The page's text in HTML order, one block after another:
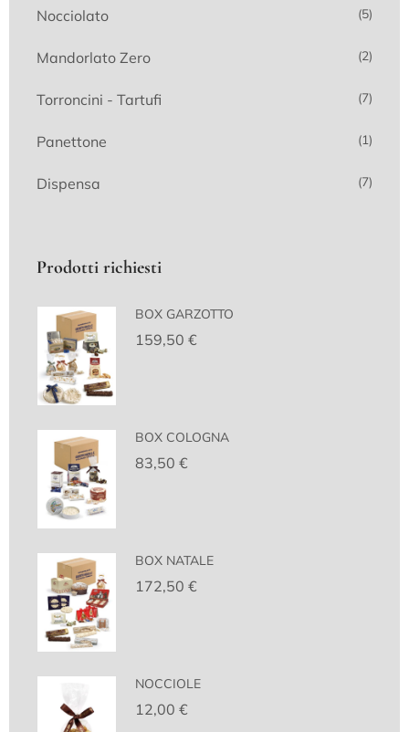
Nocciolato (5)
Mandorlato Zero (2)
Torroncini - Tartufi (7)
Panettone (1)
Dispensa (7)
Prodotti richiesti
BOX GARZOTTO
159,50€
BOX COLOGNA
83,50€
BOX NATALE
172,50€
NOCCIOLE
12,00€